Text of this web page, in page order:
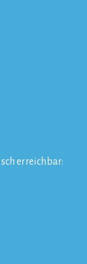
erreichbar: